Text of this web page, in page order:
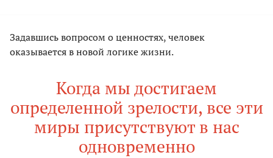
Задавшись вопросом о ценностях, человек
оказывается в новой логике жизни.
Когда мы достигаем
определенной зрелости, все эти
миры присутствуют в нас
одновременно